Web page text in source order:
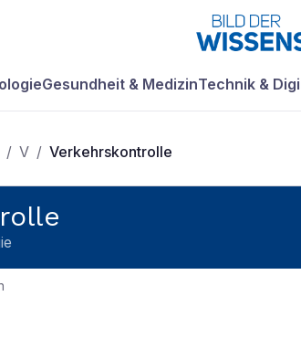
Gesundheit & MedizinTechnik &
/ V / Verkehrskontrolle